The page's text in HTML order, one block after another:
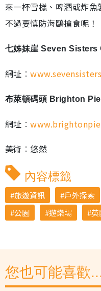
來一杯雪榚、啤酒或炸
不過要慎防海鷗搶食呢！
七姊妹崖 Seven Sisters
網址︰
布萊頓碼頭 Brighton
網址︰
美術︰悠然
內容標籤
旅遊資訊 戶外探索
公園
遊樂場 英
您也可能喜歡